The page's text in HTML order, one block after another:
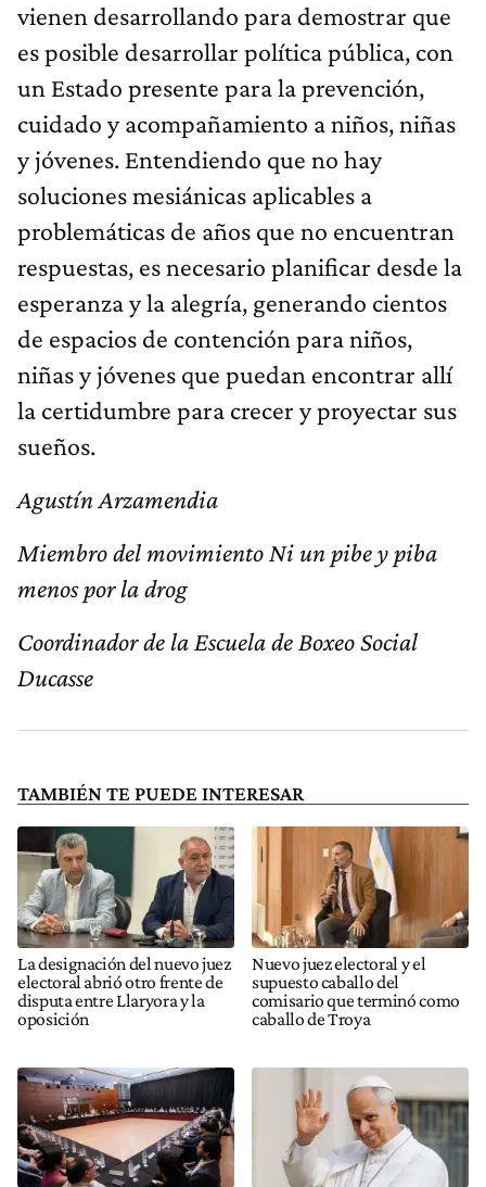
vienen desarrollando para demostrar que
es posible desarrollar política pública, con
un Estado presente para la prevención,
cuidado y acompañamiento a niños, niñas
y jóvenes. Entendiendo que no hay
soluciones mesiánicas aplicables a
problemáticas de años que no encuentran
respuestas, es necesario planificar desde la
esperanza y la alegría, generando cientos
de espacios de contención para niños,
niñas y jóvenes que puedan encontrar allí
la certidumbre para crecer y proyectar sus
sueños.
Agustín Arzamendia
Miembro del movimiento Ni un pibe y piba
menos por la drog
Coordinador de la Escuela de Boxeo Social
Ducasse
TAMBIÉN TE PUEDE INTERESAR
La designación del nuevo juez
electoral abrió otro frente de
disputa entre Llaryora y la
oposición
Nuevo juez electoral y el
supuesto caballo del
comisario que terminó como
caballo de Troya